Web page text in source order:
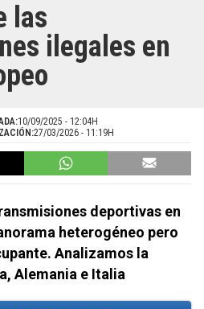
las
ilegales en
10/09/2025 - 12:04H
27/03/2026 - 11:19H
deportivas en
heterogéneo pero
Analizamos la
Alemania e Italia